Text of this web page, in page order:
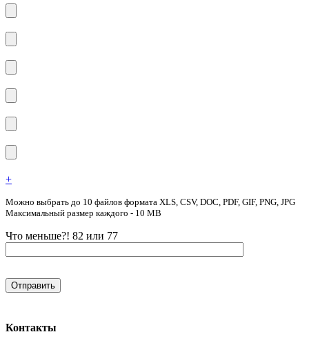
+
Можно выбрать до 10 файлов формата XLS, CSV, DOC, PDF, GIF, PNG, JPG
Максимальный размер каждого - 10 MB
Что меньше?! 82 или 77
Контакты